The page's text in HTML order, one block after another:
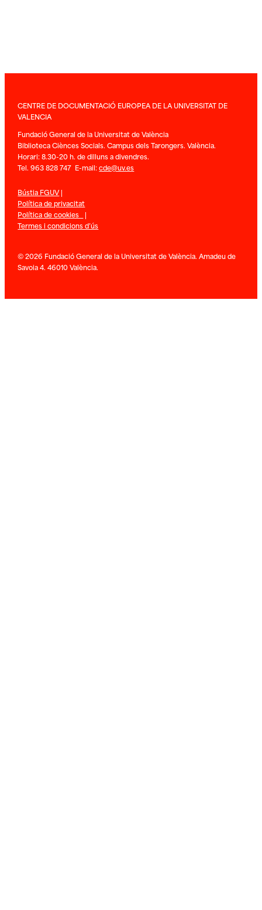
CENTRE DE DOCUMENTACIÓ EUROPEA DE LA UNIVERSITAT DE
VALENCIA
Fundació General de la Universitat de València
Biblioteca Ciènces Socials. Campus dels Tarongers. València.
Horari: 8.30-20 h. de dilluns a divendres.
Tel. 963 828 747 E-mail:cde@uv.es
Bústia FGUV|
Política de privacitat
Política de cookies |
Termes i condicions d’ús
© 2026 Fundació General de la Universitat de València. Amadeu de
Savoia 4. 46010 València.